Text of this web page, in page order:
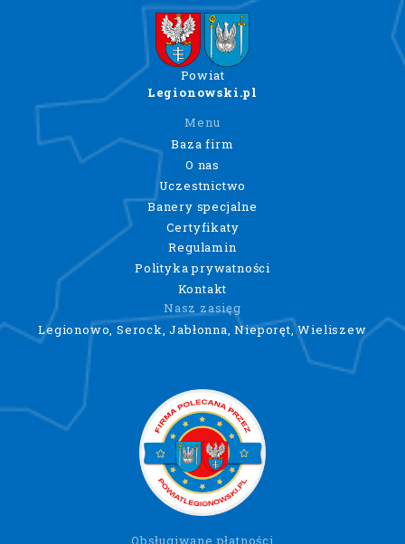
Powiat
Legionowski.pl
Menu
Baza firm
O nas
Uczestnictwo
Banery specjalne
Certyfikaty
Regulamin
Polityka prywatności
Kontakt
Nasz zasięg
Legionowo, Serock, Jabłonna, Nieporęt, Wieliszew
Obsługiwane płatności